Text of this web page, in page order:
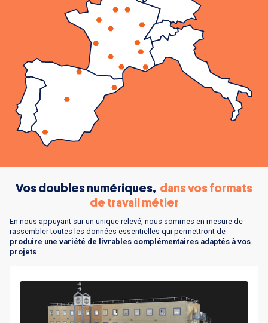
Vos doubles numériques, dans vos formats
de travail métier
En nous appuyant sur un unique relevé, nous sommes en mesure de
rassembler toutes les données essentielles qui permettront de
produire une variété de livrables complémentaires adaptés à vos
projets